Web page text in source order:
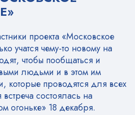
проекта «Московское
учатся чему-то новому на
чтобы пообщаться и
людьми и в этом им
которые проводятся для всех
встреча состоялась на
огоньке» 18 декабря.